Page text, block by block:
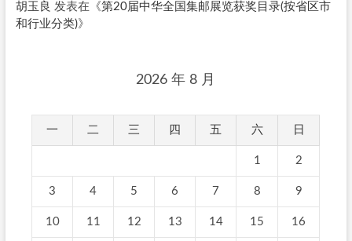
胡玉良 发表在《第20届中华全国集邮展览获奖目录(按省区市
和行业分类)》
2026 年 8 月
一 二 三 四 五 六 日
1 2
3 4 5 6 7 8 9
10 11 12 13 14 15 16